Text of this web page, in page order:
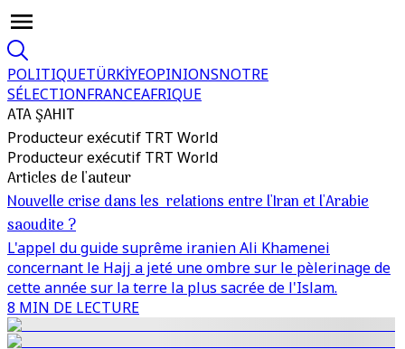
POLITIQUETÜRKİYEOPINIONSNOTRE
SÉLECTIONFRANCEAFRIQUE
ATA ŞAHIT
Producteur exécutif TRT World
Producteur exécutif TRT World
Articles de l'auteur
Nouvelle crise dans les relations entre l'Iran et l'Arabie
saoudite ?
L'appel du guide suprême iranien Ali Khamenei
concernant le Hajj a jeté une ombre sur le pèlerinage de
cette année sur la terre la plus sacrée de l'Islam.
8 MIN DE LECTURE